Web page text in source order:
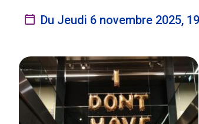
Du Jeudi 6 novembre 2025,